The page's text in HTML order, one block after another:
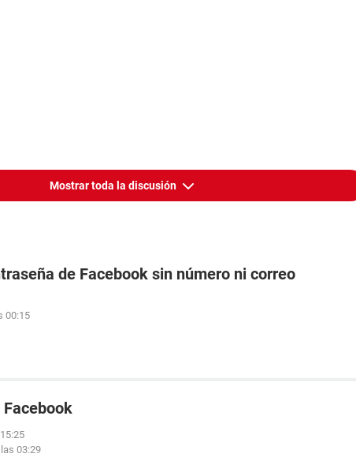
Mostrar toda la discusión
de Facebook sin número ni correo
00:15
03:29